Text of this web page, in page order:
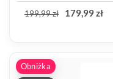
199,99 zł 179,99 zł
Obniżka